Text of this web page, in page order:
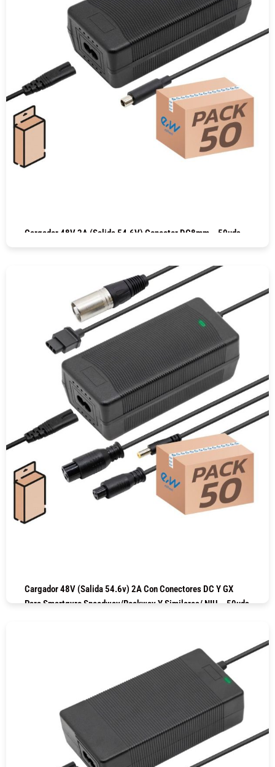
Cargador 48V 2A (salida 54.6V) Conector DC8mm – 50uds
Cargador 48V (salida 54.6v) 2A Con Conectores DC Y GX
Para Smartgyro Speedway/Rockway Y Similares/ NIU – 50uds